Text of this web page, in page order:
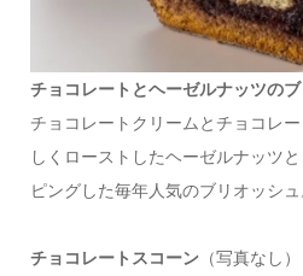
チョコレートとヘーゼルナッツの
チョコレートクリームとチョコレ
しくローストしたヘーゼルナッツ
ピングした毎年人気のブリオッシュ
チョコレートスコーン（写真なし